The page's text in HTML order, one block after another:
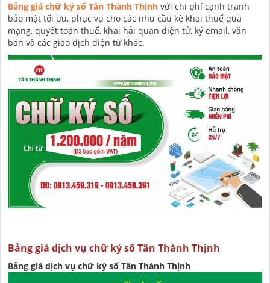
Bảng giá chữ ký số Tân Thành Thịnh với chi phí cạnh tranh
bảo mật tối ưu, phục vụ cho các nhu cầu kê khai thuế qua
mạng, quyết toán thuế, khai hải quan điện tử, ký email, văn
bản và các giao dịch điện tử khác.
Bảng giá dịch vụ chữ ký số Tân Thành Thịnh
Bảng giá dịch vụ chữ ký số Tân Thành Thịnh